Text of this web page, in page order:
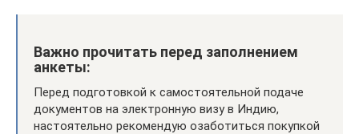
Важно прочитать перед заполнением
анкеты:
Перед подготовкой к самостоятельной подаче
документов на электронную визу в Индию,
настоятельно рекомендую озаботиться покупкой